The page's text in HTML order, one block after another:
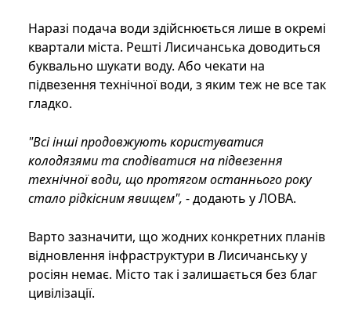
Наразі подача води здійснюється лише в окремі
квартали міста. Решті Лисичанська доводиться
буквально шукати воду. Або чекати на
підвезення технічної води, з яким теж не все так
гладко.
"Всі інші продовжують користуватися
колодязями та сподіватися на підвезення
технічної води, що протягом останнього року
стало рідкісним явищем", - додають у ЛОВА.
Варто зазначити, що жодних конкретних планів
відновлення інфраструктури в Лисичанську у
росіян немає. Місто так і залишається без благ
цивілізації.